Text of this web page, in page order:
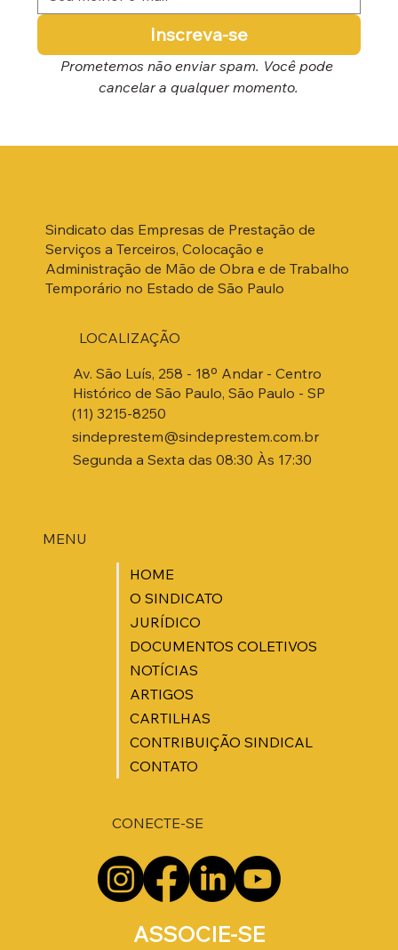
Inscreva-se
Prometemos não enviar spam. Você pode
cancelar a qualquer momento.
Sindicato das Empresas de Prestação de
Serviços a Terceiros, Colocação e
Administração de Mão de Obra e de Trabalho
Temporário no Estado de São Paulo
MENU
HOME
O SINDICATO
JURÍDICO
DOCUMENTOS COLETIVOS
NOTÍCIAS
ARTIGOS
CARTILHAS
CONTRIBUIÇÃO SINDICAL
CONTATO
Av. São Luís, 258 - 18º Andar - Centro
Histórico de São Paulo, São Paulo - SP
(11) 3215-8250
sindeprestem@sindeprestem.com.br
Segunda a Sexta das 08:30 Às 17:30
LOCALIZAÇÃO
ASSOCIE-SE
CONECTE-SE